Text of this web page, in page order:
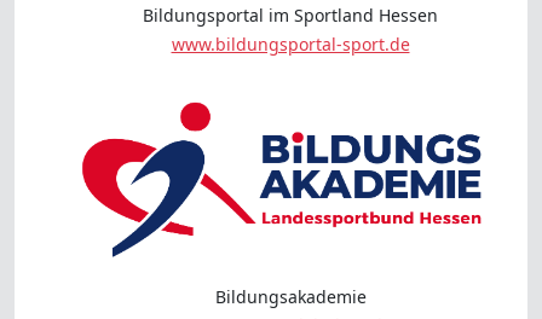
Bildungsportal im Sportland Hessen
www.bildungsportal-sport.de
Bildungsakademie